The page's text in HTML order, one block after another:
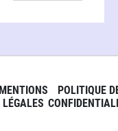
MENTIONS
LÉGALES
POLITIQUE